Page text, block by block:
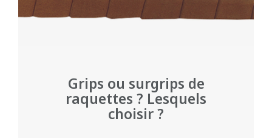
Grips ou surgrips de
raquettes ? Lesquels
choisir ?